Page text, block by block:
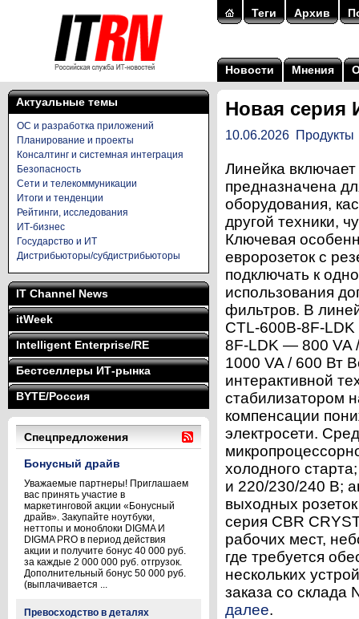
Теги Архив
Новости Мнения
Актуальные темы
ОС и разработка приложений
Планирование и проекты
Консалтинг и системная интеграция
Безопасность
Сети и телекоммуникации
Итоги и тенденции
Рейтинги, исследования
ИТ-бизнес
Государство и ИТ
Дистрибьюторы/субдистрибьюторы
IT Channel News
itWeek
Intelligent Enterprise/RE
Бестселлеры ИТ-рынка
BYTE/Россия
Спецпредложения
Бонусный драйв
Уважаемые партнеры! Приглашаем
вас принять участие в
маркетинговой акции «Бонусный
драйв». Закупайте ноутбуки,
неттопы и моноблоки DIGMA И
DIGMA PRO в период действия
акции и получите бонус 40 000 руб.
за каждые 2 000 000 руб. отгрузок.
Дополнительный бонус 50 000 руб.
(выплачивается ...
Превосходство в деталях
Новая серия
10.06.2026 Продукты
Линейка
предназначена
оборудования,
другой техники,
Ключевая
евророзеток с
подключать к
использования
фильтров. В
CTL-600B-8F-
8F-LDK — 800 VA
1000 VA / 600 Вт
интерактивной
стабилизатором
компенсации
электросети.
холодного
и 220/230/240 В;
выходных
серия CBR
рабочих мест,
где требуется
нескольких
заказа со
далее.